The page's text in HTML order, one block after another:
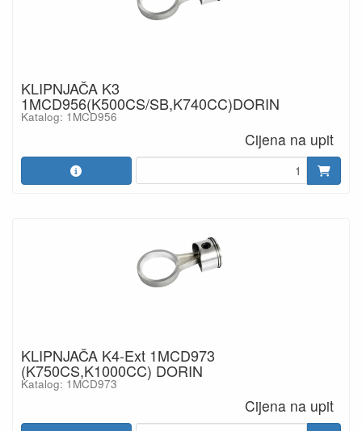
KLIPNJAČA K3
1MCD956(K500CS/SB,K740CC)DORIN
Katalog: 1MCD956
Cijena na upit
KLIPNJAČA K4-Ext 1MCD973
(K750CS,K1000CC) DORIN
Katalog: 1MCD973
Cijena na upit